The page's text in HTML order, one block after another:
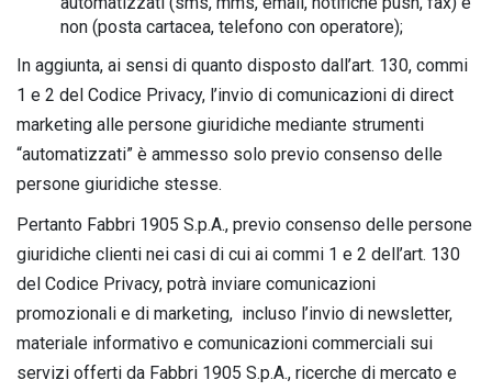
non (posta cartacea, telefono con operatore);
In aggiunta, ai sensi di quanto disposto dall’art. 130, commi
1 e 2 del Codice Privacy, l’invio di comunicazioni di direct
marketing alle persone giuridiche mediante strumenti
“automatizzati” è ammesso solo previo consenso delle
persone giuridiche stesse.
Pertanto Fabbri 1905 S.p.A., previo consenso delle persone
giuridiche clienti nei casi di cui ai commi 1 e 2 dell’art. 130
del Codice Privacy, potrà inviare comunicazioni
promozionali e di marketing, incluso l’invio di newsletter,
materiale informativo e comunicazioni commerciali sui
servizi offerti da Fabbri 1905 S.p.A., ricerche di mercato e